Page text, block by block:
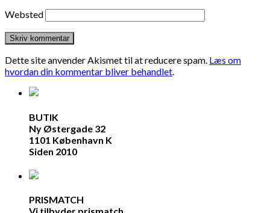
Websted
Dette site anvender Akismet til at reducere spam. Læs om
hvordan din kommentar bliver behandlet.
BUTIK
Ny Østergade 32
1101 København K
Siden 2010
PRISMATCH